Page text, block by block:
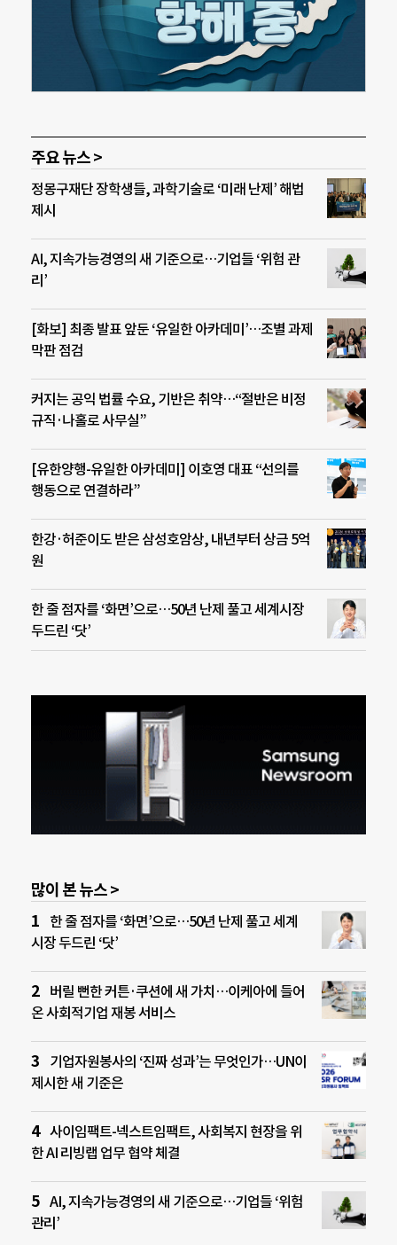
주요 뉴스 >
정몽구재단 장학생들, 과학기술로 ‘미래 난제’ 해법
제시
AI, 지속가능경영의 새 기준으로…기업들 ‘위험 관
리’
[화보] 최종 발표 앞둔 ‘유일한 아카데미’…조별 과제
막판 점검
커지는 공익 법률 수요, 기반은 취약…“절반은 비정
규직·나홀로 사무실”
[유한양행-유일한 아카데미] 이호영 대표 “선의를
행동으로 연결하라”
한강·허준이도 받은 삼성호암상, 내년부터 상금 5억
원
한 줄 점자를 ‘화면’으로…50년 난제 풀고 세계시장
두드린 ‘닷’
많이 본 뉴스 >
한 줄 점자를 ‘화면’으로…50년 난제 풀고 세계
시장 두드린 ‘닷’
버릴 뻔한 커튼·쿠션에 새 가치…이케아에 들어
온 사회적기업 재봉 서비스
기업자원봉사의 ‘진짜 성과’는 무엇인가…UN이
제시한 새 기준은
사이임팩트-넥스트임팩트, 사회복지 현장을 위
한 AI 리빙랩 업무 협약 체결
AI, 지속가능경영의 새 기준으로…기업들 ‘위험
관리’